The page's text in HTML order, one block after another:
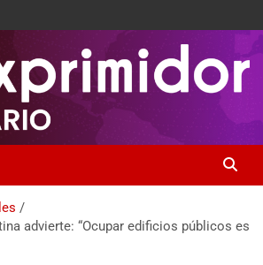
media
advierte: “Ocupar edificios públicos es